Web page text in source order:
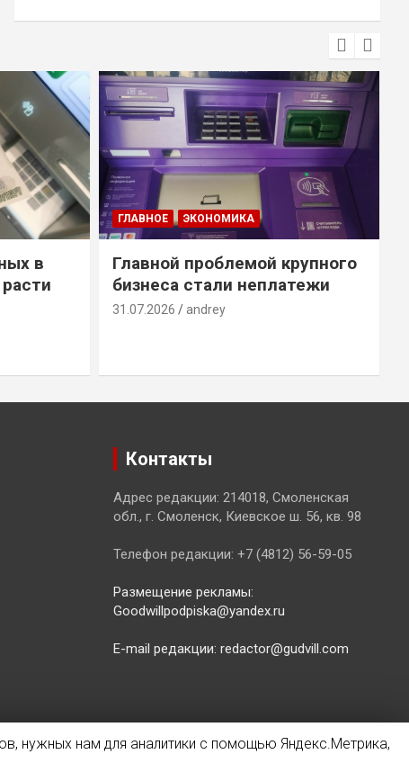
в
ГЛАВНОЕ ЭКОНОМИКА
Главной проблемой крупного
бизнеса стали неплатежи
31.07.2026 andrey
Контакты
Адрес редакции: 214018, Смоленская
обл., г. Смоленск, Киевское ш. 56, кв. 98
Телефон редакции: +7 (4812) 56-59-05
Размещение рекламы:
Goodwillpodpiska@yandex.ru
E-mail редакции: redactor@gudvill.com
нужных нам для аналитики с помощью Яндекс.Метрика,